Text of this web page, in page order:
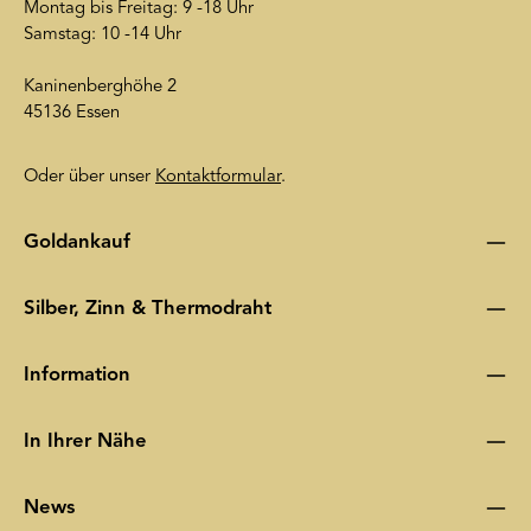
Montag bis Freitag: 9 -18 Uhr
Samstag: 10 -14 Uhr
Kaninenberghöhe 2
45136 Essen
Oder über unser Kontaktformular.
Goldankauf
Silber, Zinn & Thermodraht
Information
In Ihrer Nähe
News